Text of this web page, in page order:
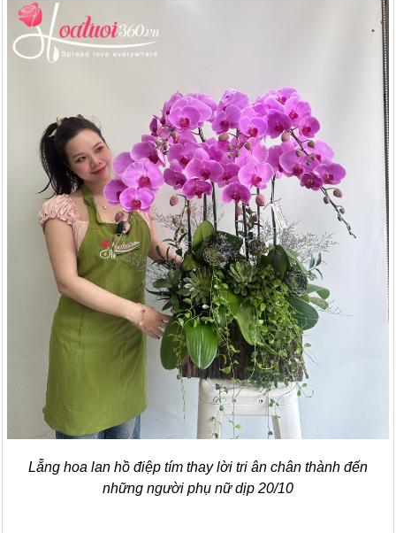
Lẵng hoa lan hồ điệp tím thay lời tri ân chân thành đến
những người phụ nữ dịp 20/10